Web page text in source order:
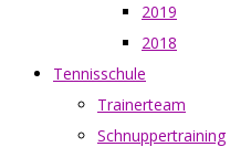
2019
2018
Tennisschule
Trainerteam
Schnuppertraining